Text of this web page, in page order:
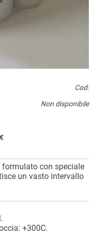
Cod:
Non disponibile
con speciale
un vasto intervallo
+300C.